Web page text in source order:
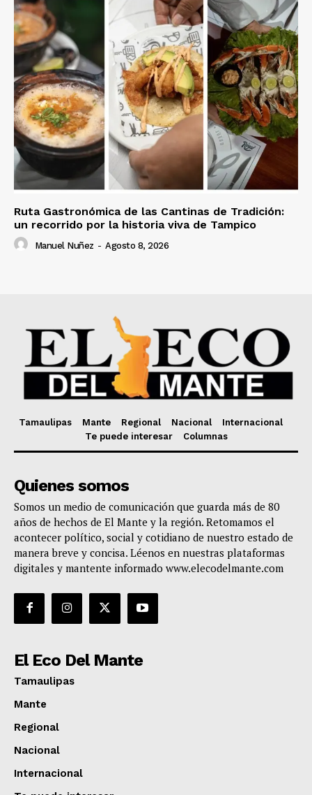
Ruta Gastronómica de las Cantinas de Tradición:
un recorrido por la historia viva de Tampico
Manuel Nuñez - Agosto 8, 2026
Tamaulipas Mante Regional Nacional
Internacional
Te puede interesar
Columnas
Quienes somos
Somos un medio de comunicación que guarda más de 80
años de hechos de El Mante y la región. Retomamos el
acontecer político, social y cotidiano de nuestro estado de
manera breve y concisa. Léenos en nuestras plataformas
digitales y mantente informado www.elecodelmante.com
El Eco Del Mante
Tamaulipas
Mante
Regional
Nacional
Internacional